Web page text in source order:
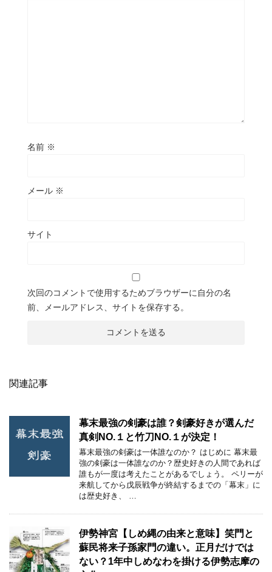
名前 ※
メール ※
サイト
次回のコメントで使用するためブラウザーに自分の名
前、メールアドレス、サイトを保存する。
関連記事
幕末最強の剣豪は誰？剣豪好きが選んだ
真剣NO.１と竹刀NO.１が決定！
幕末最強の剣豪は一体誰なのか？ はじめに 幕末最
強の剣豪は一体誰なのか？歴史好きの人間であれば
誰もが一度は考えたことがあるでしょう。 ペリーが
来航してから戊辰戦争が終結するまでの「幕末」に
は歴史好き、 …
伊勢神宮【しめ縄の由来と意味】笑門と
蘇民将来子孫家門の違い。正月だけでは
ない？1年中しめなわを掛ける伊勢志摩の